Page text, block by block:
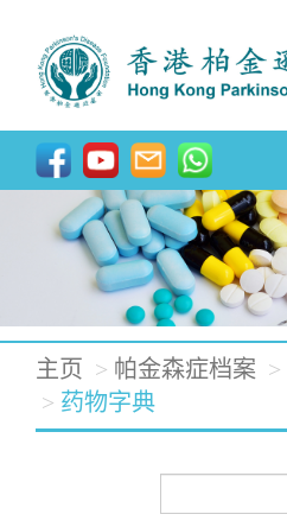
主页 帕金森症档案
药物字典